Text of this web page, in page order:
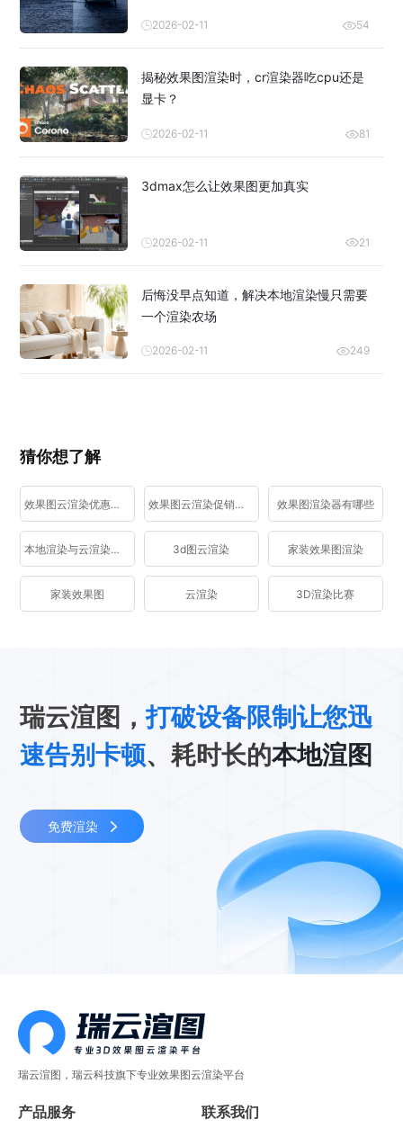
2026-02-11 54
揭秘效果图渲染时，cr渲染器吃cpu还是
显卡？
2026-02-11 81
3dmax怎么让效果图更加真实
2026-02-11 21
后悔没早点知道，解决本地渲染慢只需要
一个渲染农场
2026-02-11 249
猜你想了解
效果图云渲染优惠活动 效果图云渲染促销活动 效果图渲染器有哪些
本地渲染与云渲染区别 3d图云渲染 家装效果图渲染
家装效果图 云渲染 3D渲染比赛
瑞云渲图，打破设备限制让您迅
速告别卡顿、耗时长的本地渲图
免费渲染
瑞云渲图，瑞云科技旗下专业效果图云渲染平台
产品服务 联系我们